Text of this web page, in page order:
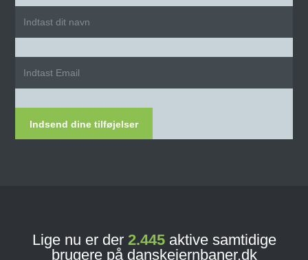
Indsend dine tilføjelser
Lige nu er der 2.445aktive samtidige
brugere på danskejernbaner.dk